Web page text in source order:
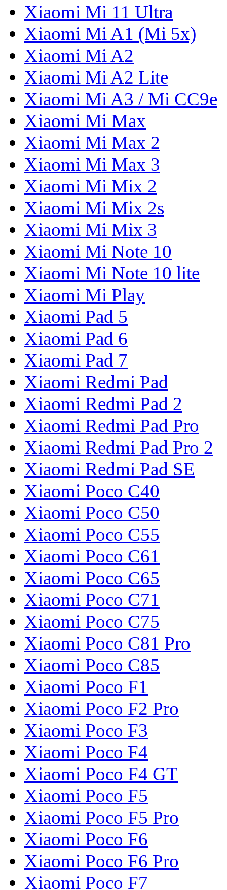
Xiaomi Mi 11 Ultra
Xiaomi Mi A1 (Mi 5x)
Xiaomi Mi A2
Xiaomi Mi A2 Lite
Xiaomi Mi A3 / Mi CC9e
Xiaomi Mi Max
Xiaomi Mi Max 2
Xiaomi Mi Max 3
Xiaomi Mi Mix 2
Xiaomi Mi Mix 2s
Xiaomi Mi Mix 3
Xiaomi Mi Note 10
Xiaomi Mi Note 10 lite
Xiaomi Mi Play
Xiaomi Pad 5
Xiaomi Pad 6
Xiaomi Pad 7
Xiaomi Redmi Pad
Xiaomi Redmi Pad 2
Xiaomi Redmi Pad Pro
Xiaomi Redmi Pad Pro 2
Xiaomi Redmi Pad SE
Xiaomi Poco C40
Xiaomi Poco C50
Xiaomi Poco C55
Xiaomi Poco C61
Xiaomi Poco C65
Xiaomi Poco C71
Xiaomi Poco C75
Xiaomi Poco C81 Pro
Xiaomi Poco C85
Xiaomi Poco F1
Xiaomi Poco F2 Pro
Xiaomi Poco F3
Xiaomi Poco F4
Xiaomi Poco F4 GT
Xiaomi Poco F5
Xiaomi Poco F5 Pro
Xiaomi Poco F6
Xiaomi Poco F6 Pro
Xiaomi Poco F7